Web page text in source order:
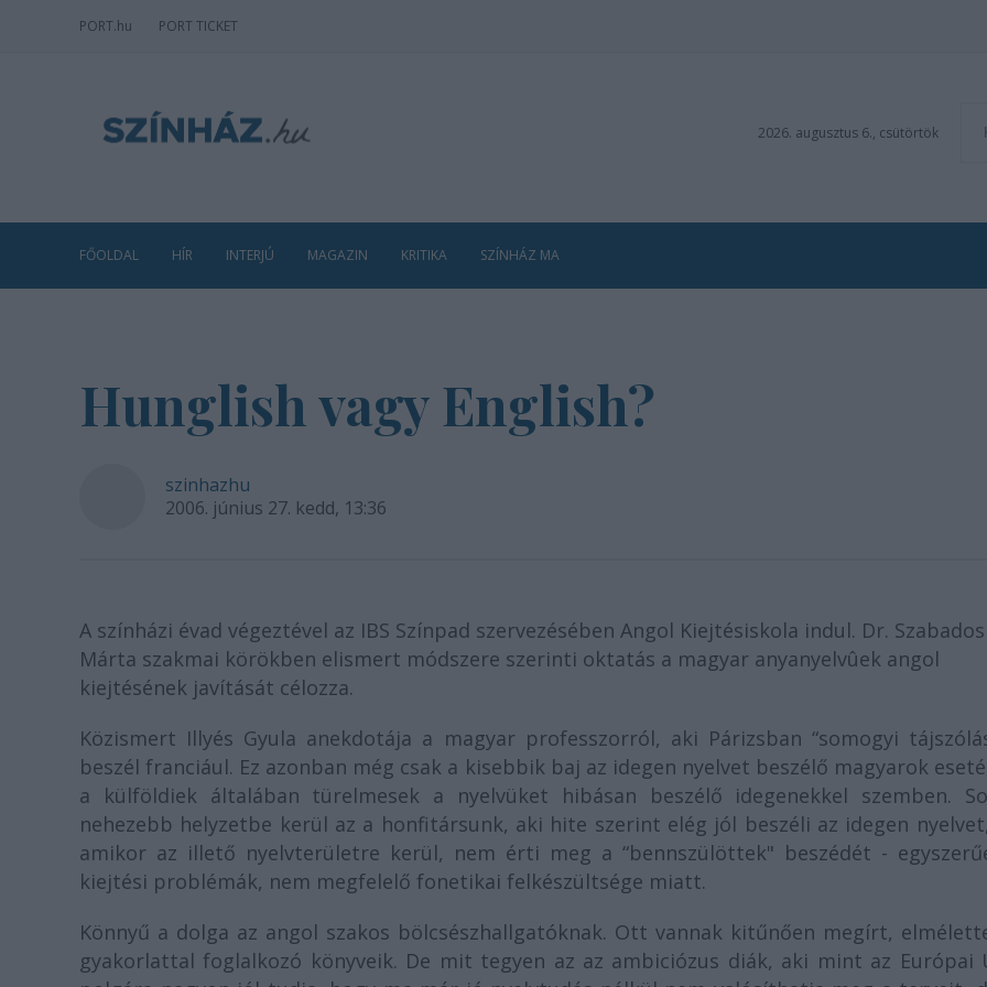
PORT.hu PORT TICKET
2026. augusztus 6., csütörtök
FŐOLDAL HÍR INTERJÚ MAGAZIN KRITIKA SZÍNHÁZ MA
Hunglish vagy English?
szinhazhu
2006. június 27. kedd, 13:36
A színházi évad végeztével az IBS Színpad szervezésében Angol Kiejtésiskola indul. Dr. Szabados
Márta szakmai körökben elismert módszere szerinti oktatás a magyar anyanyelvûek angol
kiejtésének javítását célozza.
Közismert Illyés Gyula anekdotája a magyar professzorról, aki Párizsban “somogyi
beszél franciául. Ez azonban még csak a kisebbik baj az idegen nyelvet beszélő magyarok
a külföldiek általában türelmesek a nyelvüket hibásan beszélő idegenekkel szemben.
nehezebb helyzetbe kerül az a honfitársunk, aki hite szerint elég jól beszéli az idegen
amikor az illető nyelvterületre kerül, nem érti meg a “bennszülöttek" beszédét -
kiejtési problémák, nem megfelelő fonetikai felkészültsége miatt.
Könnyű a dolga az angol szakos bölcsészhallgatóknak. Ott vannak kitűnően megírt,
gyakorlattal foglalkozó könyveik. De mit tegyen az az ambiciózus diák, aki mint az Európai